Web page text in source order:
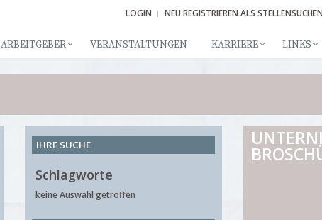
LOGIN NEU REGISTRIEREN ALS
ARBEITGEBER VERANSTALTUNGEN KARRIERE LINKS
IHRE SUCHE
Schlagworte
keine Auswahl getroffen